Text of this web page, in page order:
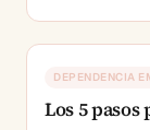
DEPENDENCIA
Los 5